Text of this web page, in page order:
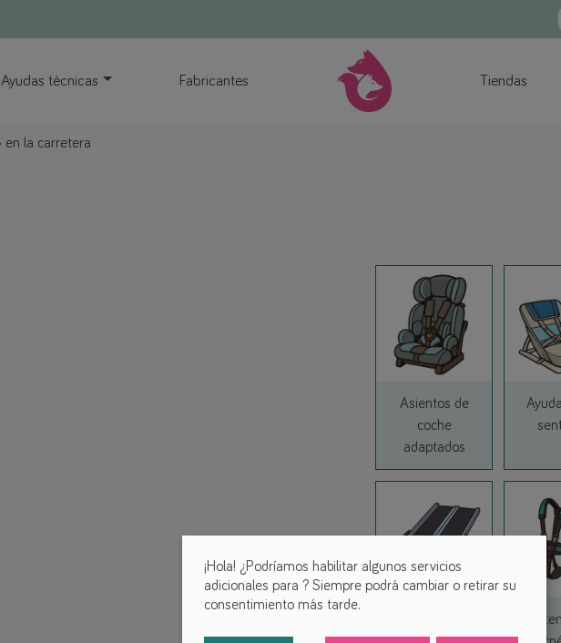
Ayudas técnicas Fabricantes Tiendas
en la carretera
Asientos de
coche
adaptadosLink
¡Hola! ¿Podríamos habilitar algunos servicios
adicionales para ? Siempre podrá cambiar o retirar su
consentimiento más tarde.